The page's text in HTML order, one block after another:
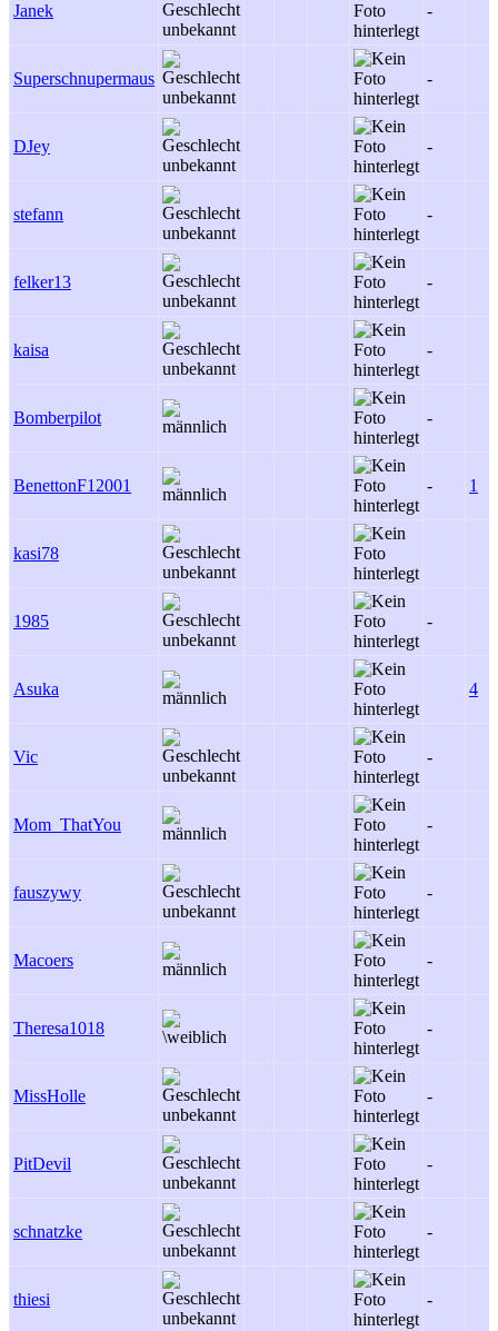
Janek -
Superschnupermaus -
DJey -
stefann -
felker13 -
kaisa -
Bomberpilot -
BenettonF12001 - 1
kasi78
1985 -
Asuka 4
Vic -
Mom_ThatYou -
fauszywy -
Macoers -
Theresa1018 -
MissHolle -
PitDevil -
schnatzke -
thiesi -